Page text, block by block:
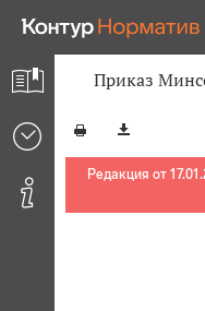
Приказ
Редакция от